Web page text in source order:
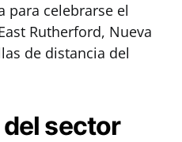
para celebrarse el
Rutherford, Nueva
de distancia del
sector